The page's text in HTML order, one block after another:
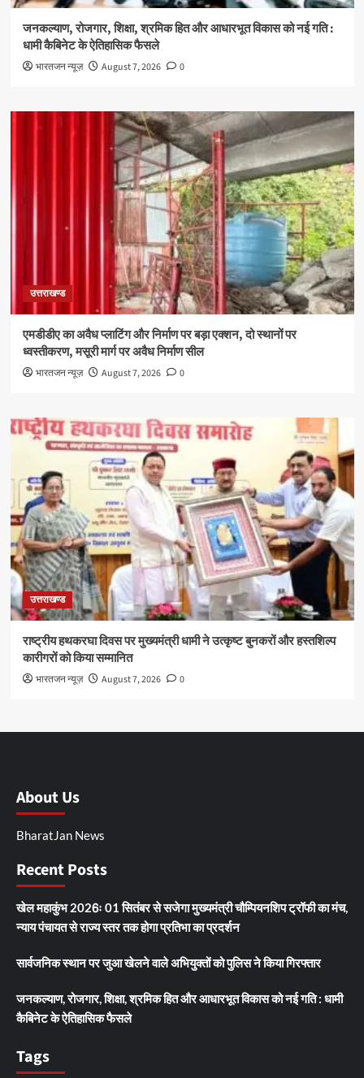
जनकल्याण, रोजगार, शिक्षा, श्रमिक हित और आधारभूत विकास को नई गति :
धामी कैबिनेट के ऐतिहासिक फैसले
भारतजन न्यूज़ August 7, 2026 0
उत्तराखण्ड
एमडीडीए का अवैध प्लाटिंग और निर्माण पर बड़ा एक्शन, दो स्थानों पर
ध्वस्तीकरण, मसूरी मार्ग पर अवैध निर्माण सील
भारतजन न्यूज़ August 7, 2026 0
उत्तराखण्ड
राष्ट्रीय हथकरघा दिवस पर मुख्यमंत्री धामी ने उत्कृष्ट बुनकरों और हस्तशिल्प
कारीगरों को किया सम्मानित
भारतजन न्यूज़ August 7, 2026 0
About Us
BharatJan News
Recent Posts
खेल महाकुंभ 2026ः 01 सितंबर से सजेगा मुख्यमंत्री चौम्पियनशिप ट्रॉफी का मंच,
न्याय पंचायत से राज्य स्तर तक होगा प्रतिभा का प्रदर्शन
सार्वजनिक स्थान पर जुआ खेलने वाले अभियुक्तों को पुलिस ने किया गिरफ्तार
जनकल्याण, रोजगार, शिक्षा, श्रमिक हित और आधारभूत विकास को नई गति : धामी
कैबिनेट के ऐतिहासिक फैसले
Tags